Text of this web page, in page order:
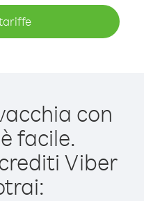
con
facile.
Viber